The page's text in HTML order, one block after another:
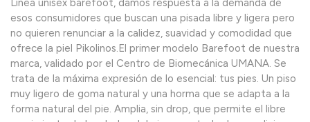
Línea unisex barefoot, damos respuesta a la demanda de
esos consumidores que buscan una pisada libre y ligera pero
no quieren renunciar a la calidez, suavidad y comodidad que
ofrece la piel Pikolinos.El primer modelo Barefoot de nuestra
marca, validado por el Centro de Biomecánica UMANA. Se
trata de la máxima expresión de lo esencial: tus pies. Un piso
muy ligero de goma natural y una horma que se adapta a la
forma natural del pie. Amplia, sin drop, que permite el libre